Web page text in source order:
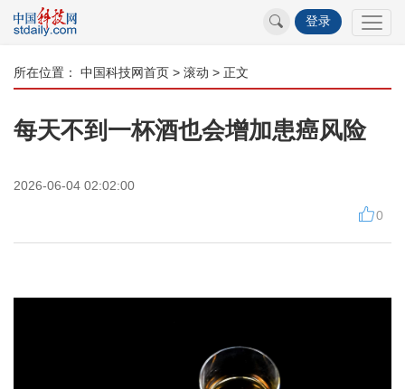
登录
所在位置： 中国科技网首页 > 滚动 > 正文
每天不到一杯酒也会增加患癌风险
2026-06-04 02:02:00
0